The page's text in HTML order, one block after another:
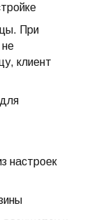
При
клиент
настроек